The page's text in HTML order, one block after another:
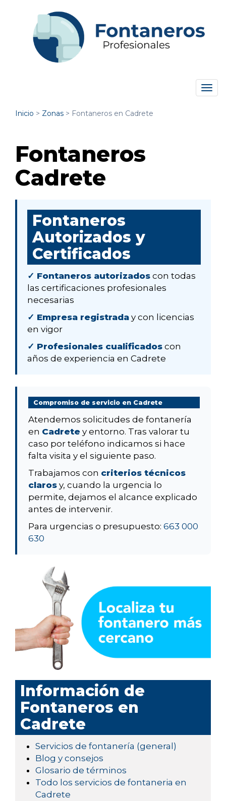
Inicio > Zonas > Fontaneros en Cadrete
Fontaneros
Cadrete
Fontaneros
Autorizados y
Certificados
✓ Fontaneros autorizados con todas
las certificaciones profesionales
necesarias
✓ Empresa registrada y con licencias
en vigor
✓ Profesionales cualificados con
años de experiencia en Cadrete
Compromiso de servicio en Cadrete
Atendemos solicitudes de fontanería
en Cadrete y entorno. Tras valorar tu
caso por teléfono indicamos si hace
falta visita y el siguiente paso.
Trabajamos con criterios técnicos
claros y, cuando la urgencia lo
permite, dejamos el alcance explicado
antes de intervenir.
Para urgencias o presupuesto: 663 000
630
Información de
Fontaneros en
Cadrete
Servicios de fontanería (general)
Blog y consejos
Glosario de términos
Todo los servicios de fontaneria en
Cadrete